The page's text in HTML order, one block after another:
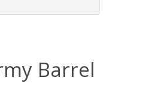
Barrel